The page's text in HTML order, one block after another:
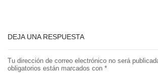
DEJA UNA RESPUESTA
Tu dirección de correo electrónico no será
obligatorios están marcados con *